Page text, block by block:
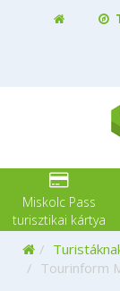
Miskolc Pass
turisztikai kártya
Kezdőoldal
Tourinform